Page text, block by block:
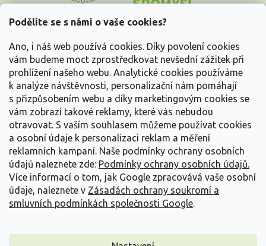
Podělíte se s námi o vaše cookies?
Ano, i náš web používá cookies. Díky povolení cookies
vám budeme moct zprostředkovat nevšední zážitek při
prohlížení našeho webu. Analytické cookies používáme
k analýze návštěvnosti, personalizační nám pomáhají
s přizpůsobením webu a díky marketingovým cookies se
vám zobrazí takové reklamy, které vás nebudou
otravovat. S vaším souhlasem můžeme používat cookies
a osobní údaje k personalizaci reklam a měření
reklamních kampaní. Naše podmínky ochrany osobních
údajů naleznete zde: Podmínky ochrany osobních údajů.
Více informací o tom, jak Google zpracovává vaše osobní
údaje, naleznete v Zásadách ochrany soukromí a
smluvních podmínkách společnosti Google.
p
Vše o nákupu
Informace pro Vás
Kontakujte nás
Vytvořil Shoptet